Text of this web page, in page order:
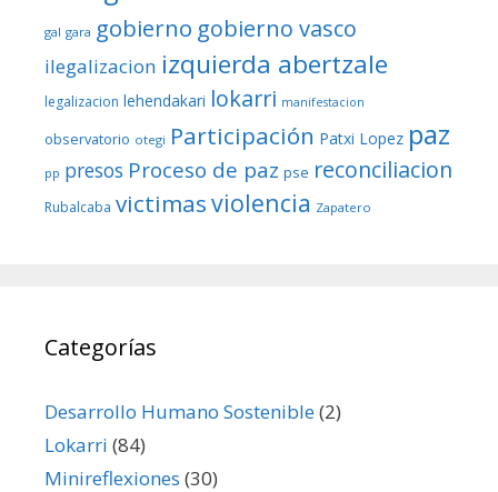
gal gara gobierno gobierno vasco
ilegalizacion izquierda abertzale
legalizacion lehendakari lokarri manifestacion
observatorio otegi Participación Patxi Lopez paz
pp presos Proceso de paz pse reconciliacion
Rubalcaba victimasviolencia Zapatero
Categorías
Desarrollo Humano Sostenible(2)
Lokarri (84)
Minireflexiones (30)